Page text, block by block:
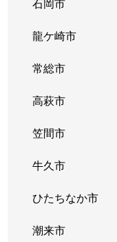
龍ケ崎市
常総市
高萩市
笠間市
牛久市
ひたちなか市
潮来市